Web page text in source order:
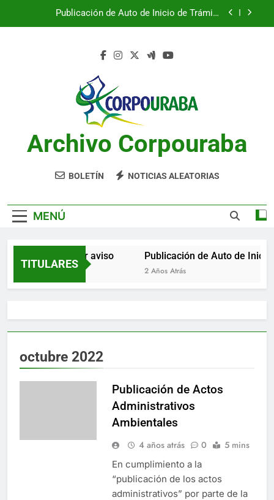
Publicación de Auto de Inicio de Trámite
Notificación por aviso
Publicación de Auto de Inicio de Trámite
Publicación de Auto de Inicio de Trámite
CITACIONES
Archivo Corpouraba
BOLETÍN NOTICIAS ALEATORIAS
MENÚ
TITULARES
Notificación por aviso
2 Años Atrás
Publicación de Auto de Inicio
2 Años Atrás
octubre 2022
Publicación de Actos
Administrativos
Ambientales
4 años atrás 0 5 mins
En cumplimiento a la
“publicación de los actos
administrativos” por parte de la